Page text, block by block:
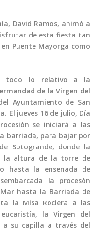
David Ramos, animó a
de esta fiesta tan
Puente Mayorga como
todo lo relativo a la
de la Virgen del
Ayuntamiento de San
El jueves 16 de julio, Día
se iniciará a las
barriada, para bajar por
Sotogrande, donde la
la altura de la torre de
hasta la ensenada de
la procesón
hasta la Barriada de
la Misa Rociera a las
la Virgen del
a su capilla a través del